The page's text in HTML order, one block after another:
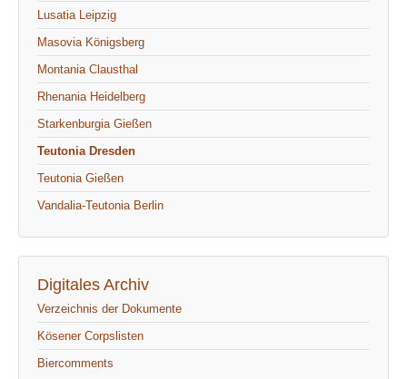
Lusatia Leipzig
Masovia Königsberg
Montania Clausthal
Rhenania Heidelberg
Starkenburgia Gießen
Teutonia Dresden
Teutonia Gießen
Vandalia-Teutonia Berlin
Digitales Archiv
Verzeichnis der Dokumente
Kösener Corpslisten
Biercomments